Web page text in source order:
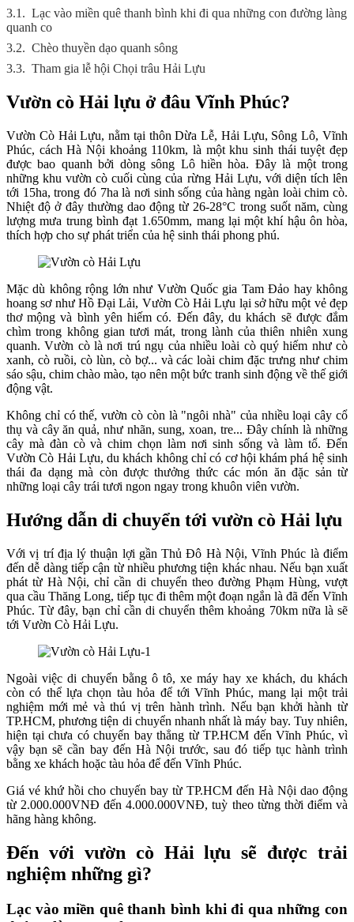
3.1. Lạc vào miền quê thanh bình khi đi qua những con đường làng
quanh co
3.2. Chèo thuyền dạo quanh sông
3.3. Tham gia lễ hội Chọi trâu Hải Lựu
Vườn cò Hải lựu ở đâu Vĩnh Phúc?
Vườn Cò Hải Lựu, nằm tại thôn Dừa Lễ, Hải Lựu, Sông Lô, Vĩnh
Phúc, cách Hà Nội khoảng 110km, là một khu sinh thái tuyệt đẹp
được bao quanh bởi dòng sông Lô hiền hòa. Đây là một trong
những khu vườn cò cuối cùng của rừng Hải Lựu, với diện tích lên
tới 15ha, trong đó 7ha là nơi sinh sống của hàng ngàn loài chim cò.
Nhiệt độ ở đây thường dao động từ 26-28°C trong suốt năm, cùng
lượng mưa trung bình đạt 1.650mm, mang lại một khí hậu ôn hòa,
thích hợp cho sự phát triển của hệ sinh thái phong phú.
Mặc dù không rộng lớn như Vườn Quốc gia Tam Đảo hay không
hoang sơ như Hồ Đại Lải, Vườn Cò Hải Lựu lại sở hữu một vẻ đẹp
thơ mộng và bình yên hiếm có. Đến đây, du khách sẽ được đắm
chìm trong không gian tươi mát, trong lành của thiên nhiên xung
quanh. Vườn cò là nơi trú ngụ của nhiều loài cò quý hiếm như cò
xanh, cò ruồi, cò lùn, cò bợ... và các loài chim đặc trưng như chim
sáo sậu, chim chào mào, tạo nên một bức tranh sinh động về thế giới
động vật.
Không chỉ có thế, vườn cò còn là "ngôi nhà" của nhiều loại cây cổ
thụ và cây ăn quả, như nhãn, sung, xoan, tre... Đây chính là những
cây mà đàn cò và chim chọn làm nơi sinh sống và làm tổ. Đến
Vườn Cò Hải Lựu, du khách không chỉ có cơ hội khám phá hệ sinh
thái đa dạng mà còn được thưởng thức các món ăn đặc sản từ
những loại cây trái tươi ngon ngay trong khuôn viên vườn.
Hướng dẫn di chuyển tới vườn cò Hải lựu
Với vị trí địa lý thuận lợi gần Thủ Đô Hà Nội, Vĩnh Phúc là điểm
đến dễ dàng tiếp cận từ nhiều phương tiện khác nhau. Nếu bạn xuất
phát từ Hà Nội, chỉ cần di chuyển theo đường Phạm Hùng, vượt
qua cầu Thăng Long, tiếp tục đi thêm một đoạn ngắn là đã đến Vĩnh
Phúc. Từ đây, bạn chỉ cần di chuyển thêm khoảng 70km nữa là sẽ
tới Vườn Cò Hải Lựu.
Ngoài việc di chuyển bằng ô tô, xe máy hay xe khách, du khách
còn có thể lựa chọn tàu hỏa để tới Vĩnh Phúc, mang lại một trải
nghiệm mới mẻ và thú vị trên hành trình. Nếu bạn khởi hành từ
TP.HCM, phương tiện di chuyển nhanh nhất là máy bay. Tuy nhiên,
hiện tại chưa có chuyến bay thẳng từ TP.HCM đến Vĩnh Phúc, vì
vậy bạn sẽ cần bay đến Hà Nội trước, sau đó tiếp tục hành trình
bằng xe khách hoặc tàu hỏa để đến Vĩnh Phúc.
Giá vé khứ hồi cho chuyến bay từ TP.HCM đến Hà Nội dao động
từ 2.000.000VNĐ đến 4.000.000VNĐ, tuỳ theo từng thời điểm và
hãng hàng không.
Đến với vườn cò Hải lựu sẽ được trải
nghiệm những gì?
Lạc vào miền quê thanh bình khi đi qua những con